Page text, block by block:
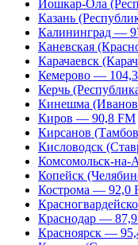
Йошкар-Ола
Казань
Калининград —
Каневская
Карачаевск
Кемерово —
Керчь
Кинешма
Киров — 90,8 FM
Кирсанов
Кисловодск
Комсомольск-на-
Копейск
Кострома — 92,0
Краснодар —
Красноярск —